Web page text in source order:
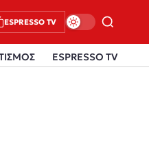
ESPRESSO TV
ESPRESSO TV